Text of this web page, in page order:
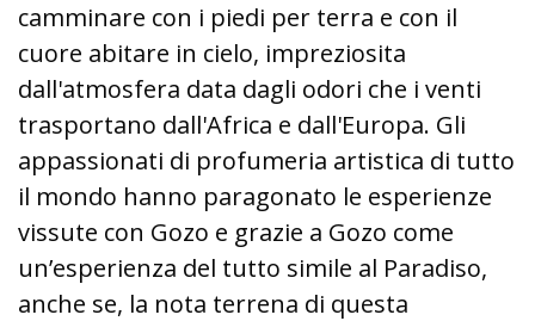
camminare con i piedi per terra e con il
cuore abitare in cielo, impreziosita
dall'atmosfera data dagli odori che i venti
trasportano dall'Africa e dall'Europa. Gli
appassionati di profumeria artistica di tutto
il mondo hanno paragonato le esperienze
vissute con Gozo e grazie a Gozo come
un’esperienza del tutto simile al Paradiso,
anche se, la nota terrena di questa